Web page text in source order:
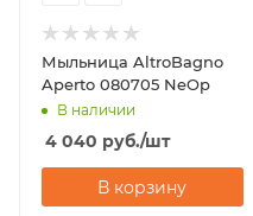
Мыльница AltroBagno
Aperto 080705 NeOp
В наличии
4 040 руб./шт
В корзину